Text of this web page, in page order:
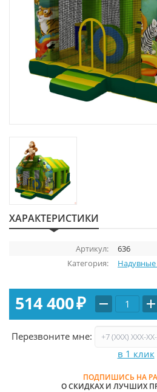
ХАРАКТЕРИСТИКИ
Артикул:
636
Категория:
Надувные
514 400₽
Перезвоните мне:
в 1 клик
ПОДПИШИСЬ НА
О СКИДКАХ И ЛУЧШИХ